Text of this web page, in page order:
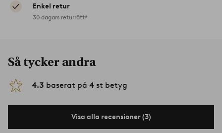
Enkel retur
30 dagars returrätt*
Så tycker andra
4.3 baserat på 4 st betyg
Visa alla recensioner (3)